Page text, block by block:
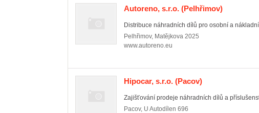
Autoreno, s.r.o. (Pelhřimov)
Distribuce náhradních dílů pro osobní a
Pelhřimov, Matějkova 2025
www.autoreno.eu
Hipocar, s.r.o. (Pacov)
Zajišťování prodeje náhradních dílů a
Pacov, U Autodílen 696